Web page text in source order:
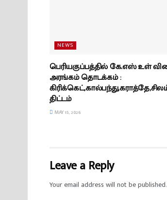
NEWS
பெரியகுப்பத்தில் கே.எஸ் உள்
அரங்கம் தொடக்கம் :
திட்டம்
MAY 15, 2026
Leave a Reply
Your email address will not be published.